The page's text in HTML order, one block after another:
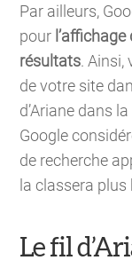
Par ailleurs,
pour
résultats. Ainsi,
de votre site
d’Ariane dans
Google
de recherche
la classera plus
Le fil